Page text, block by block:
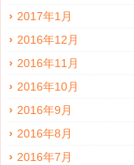
2017年1月
2016年12月
2016年11月
2016年10月
2016年9月
2016年8月
2016年7月